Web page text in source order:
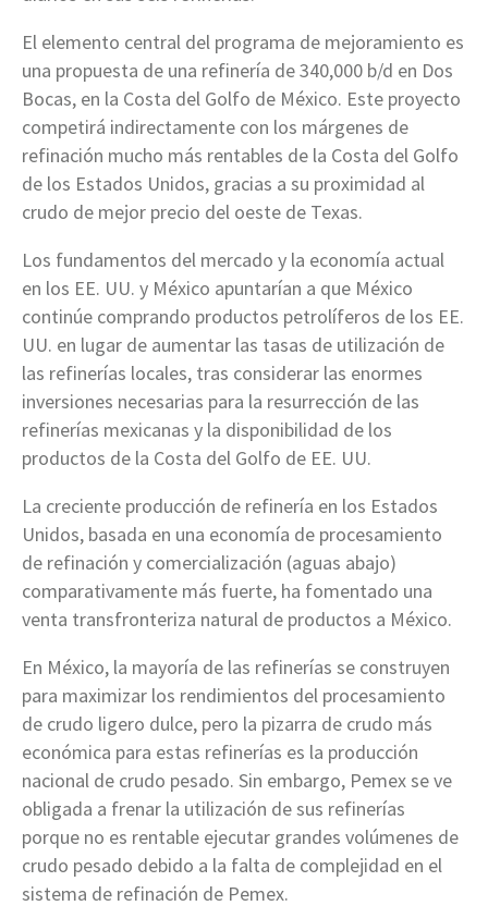
El elemento central del programa de mejoramiento es
una propuesta de una refinería de 340,000 b/d en Dos
Bocas, en la Costa del Golfo de México. Este proyecto
competirá indirectamente con los márgenes de
refinación mucho más rentables de la Costa del Golfo
de los Estados Unidos, gracias a su proximidad al
crudo de mejor precio del oeste de Texas.
Los fundamentos del mercado y la economía actual
en los EE. UU. y México apuntarían a que México
continúe comprando productos petrolíferos de los EE.
UU. en lugar de aumentar las tasas de utilización de
las refinerías locales, tras considerar las enormes
inversiones necesarias para la resurrección de las
refinerías mexicanas y la disponibilidad de los
productos de la Costa del Golfo de EE. UU.
La creciente producción de refinería en los Estados
Unidos, basada en una economía de procesamiento
de refinación y comercialización (aguas abajo)
comparativamente más fuerte, ha fomentado una
venta transfronteriza natural de productos a México.
En México, la mayoría de las refinerías se construyen
para maximizar los rendimientos del procesamiento
de crudo ligero dulce, pero la pizarra de crudo más
económica para estas refinerías es la producción
nacional de crudo pesado. Sin embargo, Pemex se ve
obligada a frenar la utilización de sus refinerías
porque no es rentable ejecutar grandes volúmenes de
crudo pesado debido a la falta de complejidad en el
sistema de refinación de Pemex.